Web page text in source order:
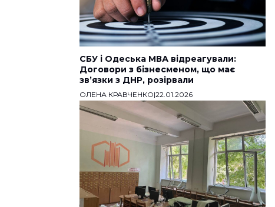
СБУ і Одеська МВА відреагували:
Договори з бізнесменом, що має
звʼязки з ДНР, розірвали
ОЛЕНА КРАВЧЕНКО|22.01.2026